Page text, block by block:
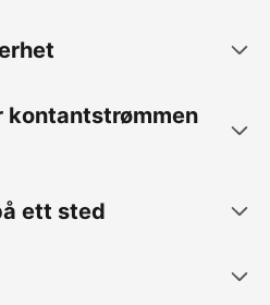
kontantstrømmen
ett sted